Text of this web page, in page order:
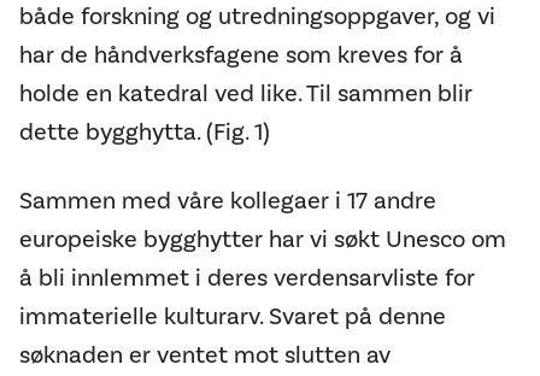
både forskning og utredningsoppgaver, og vi
har de håndverksfagene som kreves for å
holde en katedral ved like. Til sammen blir
dette bygghytta. (Fig. 1)
Sammen med våre kollegaer i 17 andre
europeiske bygghytter har vi søkt Unesco om
å bli innlemmet i deres verdensarvliste for
immaterielle kulturarv. Svaret på denne
søknaden er ventet mot slutten av